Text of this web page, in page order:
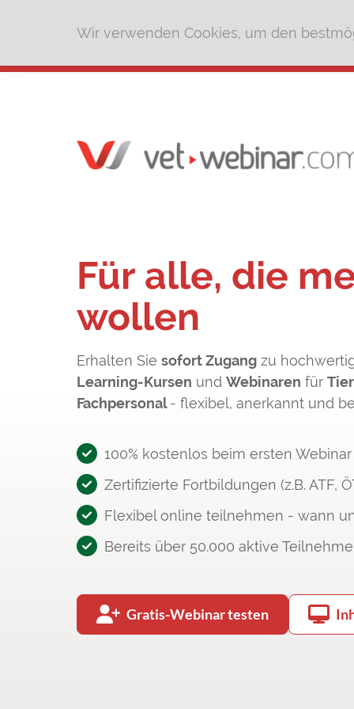
Wir verwenden Cookies, um den
Für alle, die
wollen
Erhalten Sie sofort Zugang zu
Learning-Kursen und Webinaren für
Fachpersonal- flexibel, anerkannt und
100% kostenlos beim ersten Webinar
Zertifizierte Fortbildungen (z.B. ATF,
Flexibel online teilnehmen - wann
Bereits über 50.000 aktive
Gratis-Webinar testen